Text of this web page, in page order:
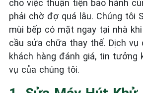
cho việc thuận tiện bảo hành
phải chờ đợ quá lâu. Chúng tôi
mùi bếp có mặt ngay tại nhà
cầu sửa chữa thay thế. Dịch vụ
khách hàng đánh giá, tin tưởng
vụ của chúng tôi.